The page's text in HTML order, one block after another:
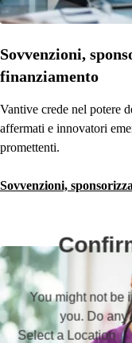
Sovvenzioni,
finanziamento
Vantive crede nel potere
affermati e innovatori
promettenti.
Sovvenzioni,
You might not be
you. Do any
Select a Location